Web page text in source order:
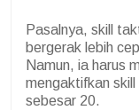
Pasalnya, skill
bergerak lebih
Namun, ia harus
mengaktifkan skill
sebesar 20.